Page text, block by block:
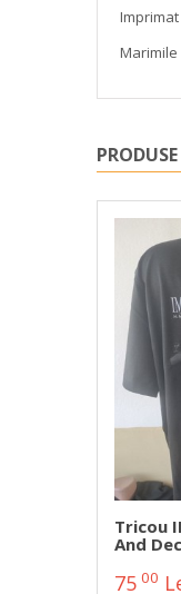
Marimile
Tricou
And
75 00